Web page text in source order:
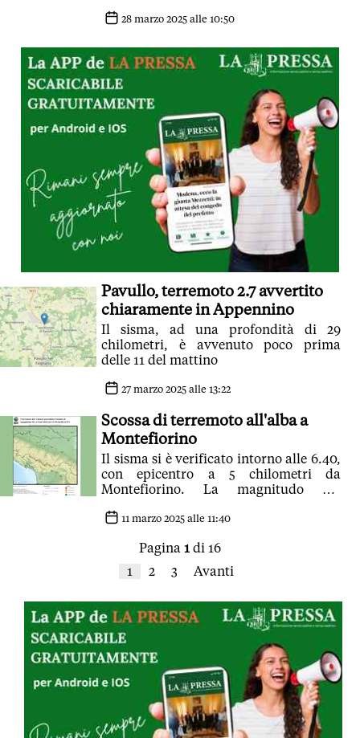
28 marzo 2025 alle 10:50
Pavullo, terremoto 2.7 avvertito
chiaramente in Appennino
Il sisma, ad una profondità di 29
chilometri, è avvenuto poco prima
delle 11 del mattino
27 marzo 2025 alle 13:22
Scossa di terremoto all'alba a
Montefiorino
Il sisma si è verificato intorno alle 6.40,
con epicentro a 5 chilometri da
Montefiorino. La magnitudo del
11 marzo 2025 alle 11:40
Pagina 1 di 16
1
2 3 Avanti